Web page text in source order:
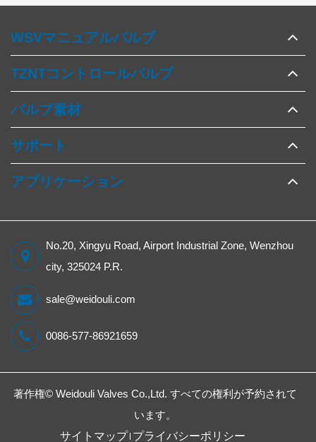
WSVマニュアルバルブ
TZNTコントロールバルブ
バルブ素材
サポート
アプリケーション
No.20, Xingyu Road, Airport Industrial Zone, Wenzhou
city, 325024 P.R.
sale@weidouli.com
0086-577-86921659
著作権© Weidouli Valves Co.,Ltd. すべての権利が予約されて
います。
サイトマップ プライバシーポリシー